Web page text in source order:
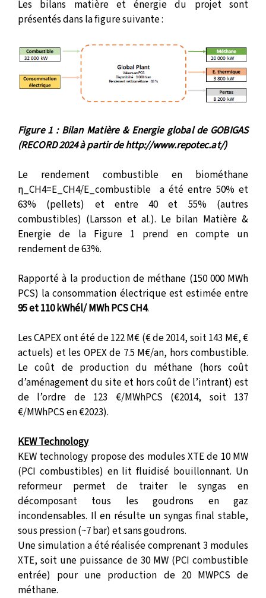
Les bilans matière et énergie du projet sont
présentés dans la figure suivante :
Figure 1 : Bilan Matière & Energie global de GOBIGAS
(RECORD 2024 à partir dehttp://www.repotec.at/)
Le rendement combustible en biométhane
η_CH4=E_CH4/E_combustible a été entre 50% et
63% (pellets) et entre 40 et 55% (autres
combustibles) (Larsson et al.). Le bilan Matière &
Energie de la Figure 1 prend en compte un
rendement de 63%.
Rapporté à la production de méthane (150 000 MWh
PCS) la consommation électrique est estimée entre
95 et 110 kWhél/ MWh PCS CH4.
Les CAPEX ont été de 122 M€ (€ de 2014, soit 143 M€, €
actuels) et les OPEX de 7.5 M€/an, hors combustible.
Le coût de production du méthane (hors coût
d’aménagement du site et hors coût de l’intrant) est
de l’ordre de 123 €/MWhPCS (€2014, soit 137
€/MWhPCS en €2023).
KEW Technology
KEW technology propose des modules XTE de 10 MW
(PCI combustibles) en lit fluidisé bouillonnant. Un
reformeur permet de traiter le syngas en
décomposant tous les goudrons en gaz
incondensables. Il en résulte un syngas final stable,
sous pression (~7 bar) et sans goudrons.
Une simulation a été réalisée comprenant 3 modules
XTE, soit une puissance de 30 MW (PCI combustible
entrée) pour une production de 20 MWPCS de
méthane.